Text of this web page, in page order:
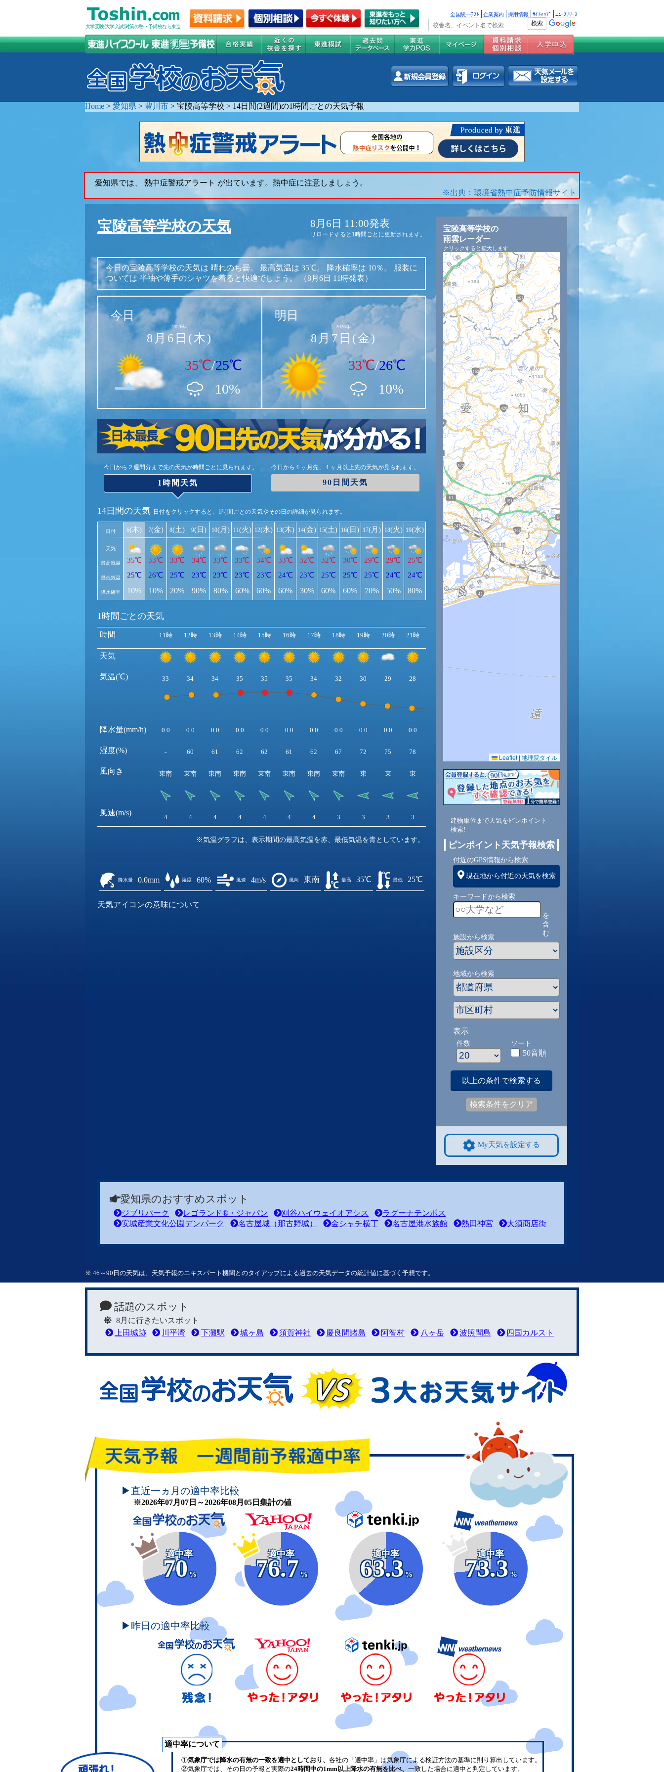
大学受験(大学入試)対策の塾・予備校なら東進
全国統一ﾃｽﾄ 企業案内 採用情報 ｻｲﾄﾏｯﾌﾟ ﾆｭｰｽﾘﾘｰｽ
Home > 愛知県 > 豊川市 > 宝陵高等学校 > 14日間(2週間)の1時間ごとの天気予報
愛知県では、 熱中症警戒アラート が出ています。熱中症に注意しましょう。
※出典：環境省熱中症予防情報サイト
宝陵高等学校の天気 8月6日 11:00発表
リロードすると1時間ごとに更新されます。
今日の宝陵高等学校の天気は 晴れのち曇。 最高気温は 35℃。 降水確率は 10％。
服装に
ついては 半袖や薄手のシャツを着ると快適でしょう。 （8月6日 11時発表）
今日
2026年
8月6日(木)
35℃/25℃
10%
明日
2026年
8月7日(金)
33℃/26℃
10%
今日から２週間分まで先の天気が時間ごとに見られます。
1時間天気
今日から１ヶ月先、１ヶ月以上先の天気が見られます。
90日間天気
14日間の天気 日付をクリックすると、1時間ごとの天気やその日の詳細が見られます。
日付
天気
最高気温
最低気温
降水確率
6(木)
35℃
25℃
10%
7(金)
33℃
26℃
10%
8(土)
33℃
25℃
20%
9(日)
34℃
23℃
90%
10(月)
33℃
23℃
80%
11(火)
33℃
23℃
60%
12(水)
34℃
23℃
60%
13(木)
33℃
24℃
60%
14(金)
32℃
23℃
30%
15(土)
32℃
25℃
60%
16(日)
30℃
25℃
60%
17(月)
29℃
25℃
70%
18(火)
29℃
24℃
50%
19(水)
25℃
24℃
80%
1時間ごとの天気
時間
天気
気温(℃)
降水量(mm/h)
湿度(%)
風向き
風速(m/s)
11時 12時 13時 14時 15時 16時 17時 18時 19時 20時 21時
33 34 34 35 35 35 34 32 30 29 28
0.0 0.0 0.0 0.0 0.0 0.0 0.0 0.0 0.0 0.0 0.0
- 60 61 62 62 61 62 67 72 75 78
東南 東南 東南 東南 東南 東南 東南 東南 東 東 東 東
4 4 4 4 4 4 4 3 3 3 3 3
※気温グラフは、表示期間の最高気温を赤、最低気温を青としています。
降水量 0.0mm 湿度 60% 風速 4m/s 風向 東南 最高 35℃ 最低 25℃
天気アイコンの意味について
宝陵高等学校の
雨雲レーダー
クリックすると拡大します
Leaflet | 地理院タイル
建物単位まで天気をピンポイント
検索!
ピンポイント天気予報検索
付近のGPS情報から検索
現在地から付近の天気を検索
キーワードから検索
を
含
む
施設から検索
地域から検索
表示
件数 ソート
50音順
以上の条件で検索する
検索条件をクリア
My天気を設定する
愛知県のおすすめスポット
ジブリパーク レゴランド®・ジャパン 刈谷ハイウェイオアシス
ラグーナテンボス
安城産業文化公園デンパーク
名古屋城（那古野城） 金シャチ横丁 名古屋港水族館 熱田神宮 大須商店街
※ 46～90日の天気は、天気予報のエキスパート機関とのタイアップによる過去の天気データの統計値に基づく予想です。
話題のスポット
8月に行きたいスポット
上田城跡
川平湾 下灘駅 城ヶ島 須賀神社 慶良間諸島 阿智村 八ヶ岳 波照間島 四国カルスト
頑張れ！学校のお天気
▶直近一ヵ月の適中率比較
※2026年07月07日～2026年08月05日集計の値
適中率
70
%
適中率
76.7
%
適中率
63.3
%
適中率
73.3
%
▶昨日の適中率比較
適中率について
①気象庁では降水の有無の一致を適中としており、 各社の「適中率」は気象庁による検証方法の基準に則り算出しています。
②気象庁では、その日の予報と実際の24時間中の1mm以上降水の有無を比べ、 一致した場合に適中と判定しています。